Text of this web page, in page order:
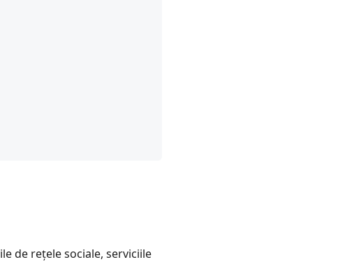
de rețele sociale, serviciile